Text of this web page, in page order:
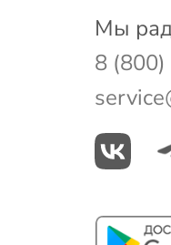
Мы
8